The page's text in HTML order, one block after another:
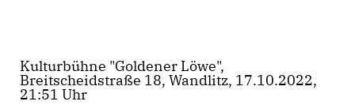
Kulturbühne "Goldener Löwe",
Breitscheidstraße 18, Wandlitz, 17.10.2022,
21:51 Uhr